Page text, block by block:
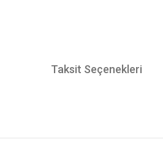
Taksit Seçenekleri